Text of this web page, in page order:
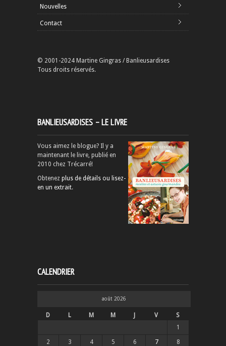
Nouvelles
Contact
© 2001-2024 Martine Gingras / Banlieusardises
Tous droits réservés.
BANLIEUSARDISES – LE LIVRE
Vous aimez le blogue? Il y a
maintenant le livre, publié en
2010 chez Trécarré!
Obtenez plus de détails ou lisez-
en un extrait.
CALENDRIER
août 2026
D L M M J V
S
1
2 3 4 5 6 7 8